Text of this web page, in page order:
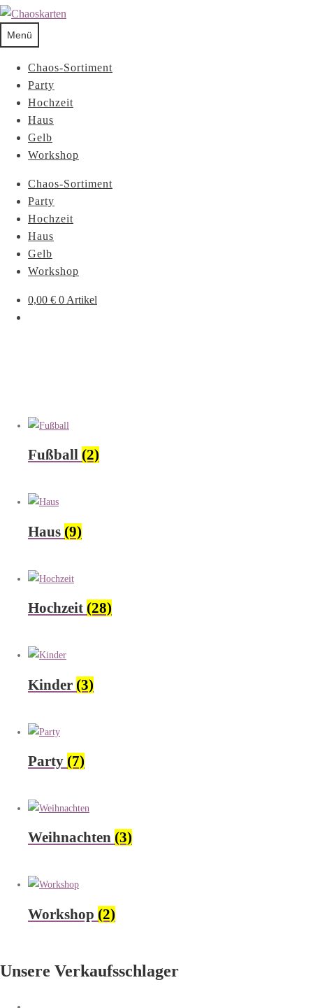
Menü
Chaos-Sortiment
Party
Hochzeit
Haus
Gelb
Workshop
Chaos-Sortiment
Party
Hochzeit
Haus
Gelb
Workshop
0,00 € 0 Artikel
Fußball (2)
Haus (9)
Hochzeit (28)
Kinder (3)
Party (7)
Weihnachten (3)
Workshop (2)
Unsere Verkaufsschlager